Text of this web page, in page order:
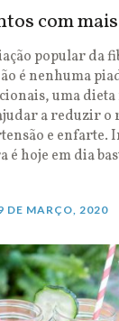
com
popular da
é nenhuma
uma
a reduzir o
e enfarte.
é hoje em dia
DE MARÇO, 2020